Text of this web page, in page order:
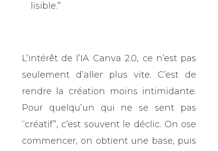
lisible.”
L’intérêt de l’IA Canva 2.0, ce n’est pas
seulement d’aller plus vite. C’est de
rendre la création moins intimidante.
Pour quelqu’un qui ne se sent pas
“créatif”, c’est souvent le déclic. On ose
commencer, on obtient une base, puis